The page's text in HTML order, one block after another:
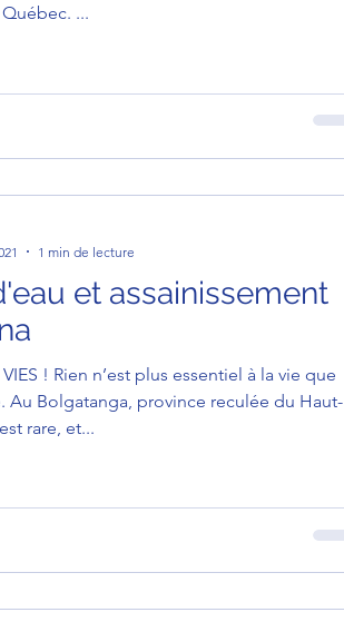
...
et assainissement
VIES ! Rien n’est plus essentiel à la vie que
Au Bolgatanga, province reculée du Haut-
rare, et...
1 min de lecture